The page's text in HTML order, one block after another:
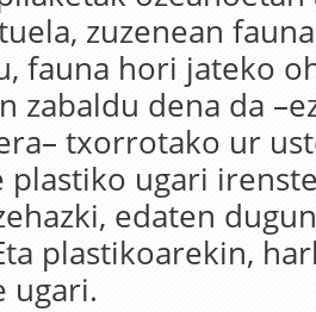
zuzenean
fauna hori jateko
zabaldu dena da
txorrotako ur
plastiko ugari
edaten
plastikoarekin,
ugari.